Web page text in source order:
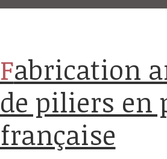
Fabrication artisanale et sur mesure
de piliers en
française